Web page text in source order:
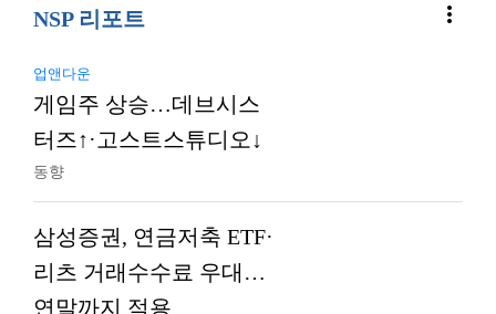
NSP 리포트 more_vert
업앤다운
게임주 상승…데브시스
터즈↑·고스트스튜디오↓
동향
삼성증권, 연금저축 ETF·
리츠 거래수수료 우대…
연말까지 적용